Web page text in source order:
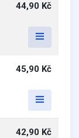
44,90 Kč
45,90 Kč
42,90 Kč